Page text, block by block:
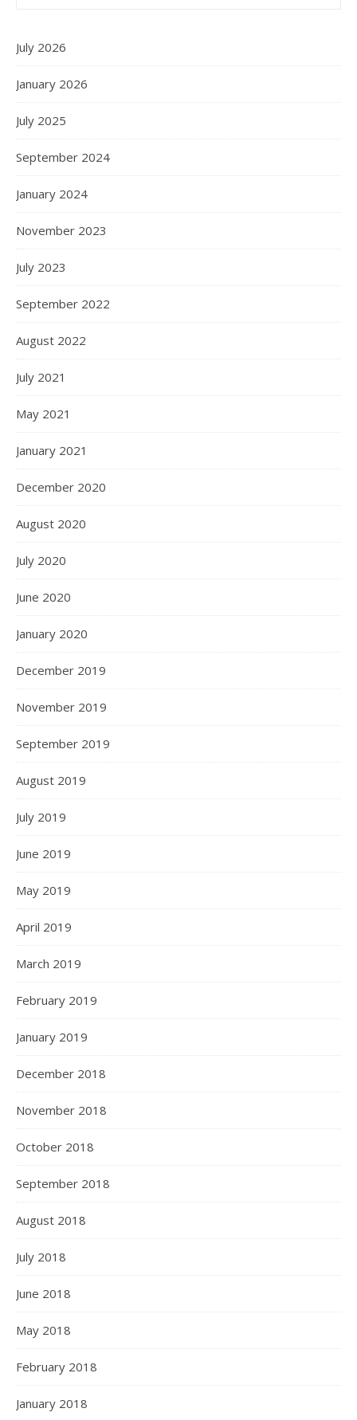
July 2026
January 2026
July 2025
September 2024
January 2024
November 2023
July 2023
September 2022
August 2022
July 2021
May 2021
January 2021
December 2020
August 2020
July 2020
June 2020
January 2020
December 2019
November 2019
September 2019
August 2019
July 2019
June 2019
May 2019
April 2019
March 2019
February 2019
January 2019
December 2018
November 2018
October 2018
September 2018
August 2018
July 2018
June 2018
May 2018
February 2018
January 2018